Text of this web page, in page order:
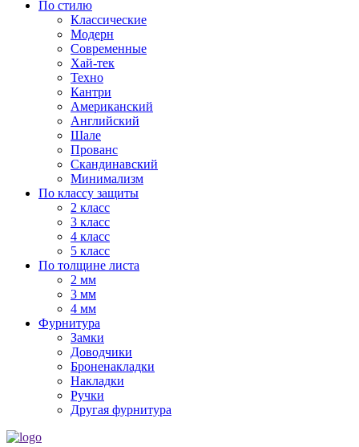
По стилю
Классические
Модерн
Современные
Хай-тек
Техно
Кантри
Американский
Английский
Шале
Прованс
Скандинавский
Минимализм
По классу защиты
2 класс
3 класс
4 класс
5 класс
По толщине листа
2 мм
3 мм
4 мм
Фурнитура
Замки
Доводчики
Броненакладки
Накладки
Ручки
Другая фурнитура